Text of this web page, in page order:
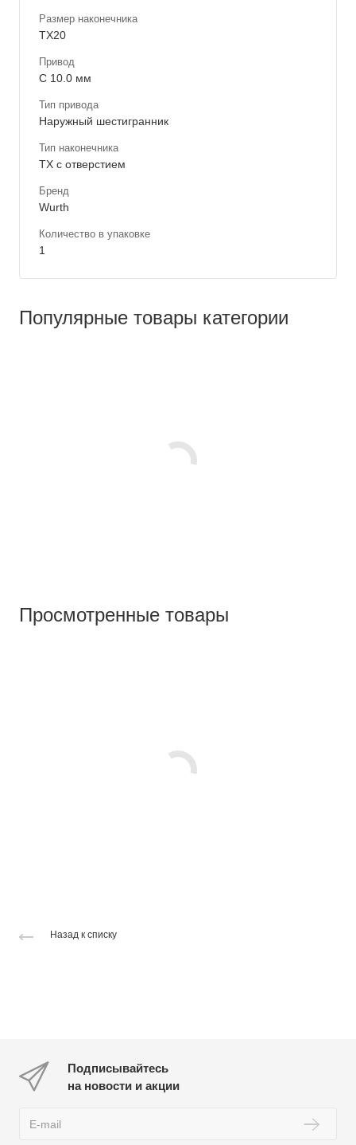
Размер наконечника
TX20
Привод
C 10.0 мм
Тип привода
Наружный шестигранник
Тип наконечника
TX с отверстием
Бренд
Wurth
Количество в упаковке
1
Популярные товары категории
Просмотренные товары
Назад к списку
Подписывайтесь
на новости и акции